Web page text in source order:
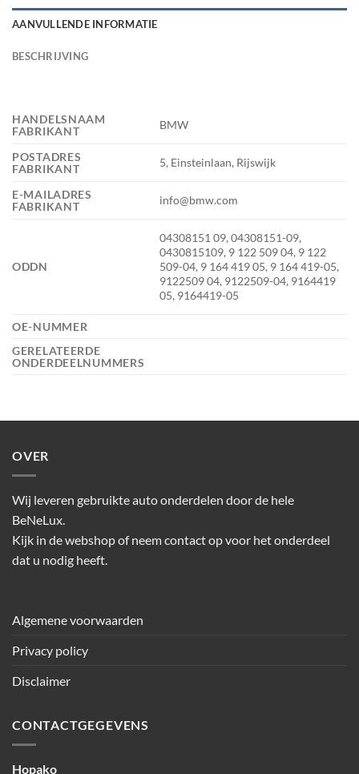
AANVULLENDE INFORMATIE
BESCHRIJVING
HANDELSNAAM
FABRIKANT
BMW
POSTADRES
FABRIKANT
5, Einsteinlaan, Rijswijk
E-MAILADRES
FABRIKANT
info@bmw.com
ODDN
04308151 09, 04308151-09,
0430815109, 9 122 509 04, 9 122
509-04, 9 164 419 05, 9 164 419-05,
9122509 04, 9122509-04, 9164419
05, 9164419-05
OE-NUMMER
GERELATEERDE
ONDERDEELNUMMERS
OVER
Wij leveren gebruikte auto onderdelen door de hele
BeNeLux.
Kijk in de webshop of neem contact op voor het onderdeel
dat u nodig heeft.
Algemene voorwaarden
Privacy policy
Disclaimer
CONTACTGEGEVENS
Hopako